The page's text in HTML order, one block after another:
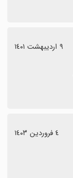
٩ اردیبهشت ١٤٠١
٤ فروردین ١٤٠٣